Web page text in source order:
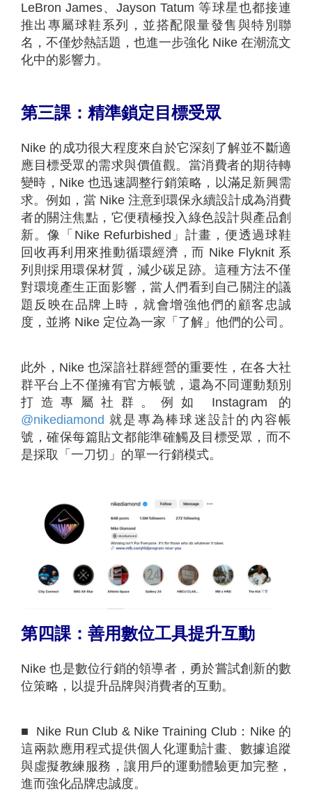
LeBron James、Jayson Tatum 等球星也都接連
推出專屬球鞋系列，並搭配限量發售與特別聯
名，不僅炒熱話題，也進一步強化 Nike 在潮流文
化中的影響力。
第三課：精準鎖定目標受眾
Nike 的成功很大程度來自於它深刻了解並不斷適
應目標受眾的需求與價值觀。當消費者的期待轉
變時，Nike 也迅速調整行銷策略，以滿足新興需
求。例如，當 Nike 注意到環保永續設計成為消費
者的關注焦點，它便積極投入綠色設計與產品創
新。像「Nike Refurbished」計畫，便透過球鞋
回收再利用來推動循環經濟，而 Nike Flyknit 系
列則採用環保材質，減少碳足跡。這種方法不僅
對環境產生正面影響，當人們看到自己關注的議
題反映在品牌上時，就會增強他們的顧客忠誠
度，並將 Nike 定位為一家「了解」他們的公司。
此外，Nike 也深諳社群經營的重要性，在各大社
群平台上不僅擁有官方帳號，還為不同運動類別
打造專屬社群。例如 Instagram 的
@nikediamond就是專為棒球迷設計的內容帳
號，確保每篇貼文都能準確觸及目標受眾，而不
是採取「一刀切」的單一行銷模式。
第四課：善用數位工具提升互動
Nike 也是數位行銷的領導者，勇於嘗試創新的數
位策略，以提升品牌與消費者的互動。
■ Nike Run Club & Nike Training Club：Nike 的
這兩款應用程式提供個人化運動計畫、數據追蹤
與虛擬教練服務，讓用戶的運動體驗更加完整，
進而強化品牌忠誠度。